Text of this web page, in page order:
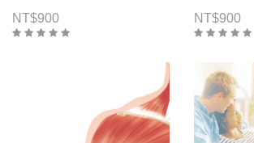
NT$900 NT$900